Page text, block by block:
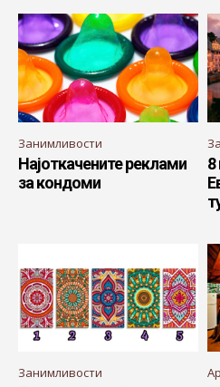
Занимливости
Најоткачените реклами
за кондоми
8
Занимливости